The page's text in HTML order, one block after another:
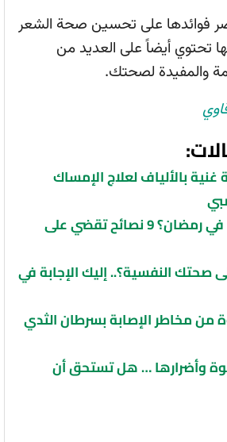
فوائدها على تحسين صحة الشعر
تحتوي أيضاً على العديد من
والمفيدة لصحتك.
غنية بالألياف لعلاج الإمساك
كيف أزيد وزني في رمضان؟ 9 نصائح تقضي على
صحتك النفسية؟.. إليك الإجابة في
من مخاطر الإصابة بسرطان الثدي
وأضرارها … هل تستحق أن